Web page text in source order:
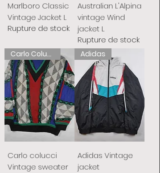
Marlboro Classic
Vintage Jacket L
Rupture de stock
Australian L'Alpina
vintage Wind
jacket L
Rupture de stock
Carlo Colucci
Carlo colucci
Vintage sweater
Adidas
Adidas Vintage
jacket